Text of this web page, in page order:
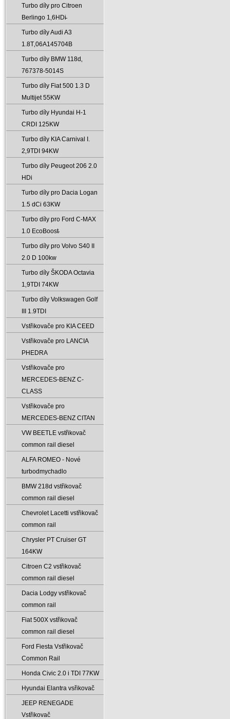
Turbo díly pro Citroen
Berlingo 1‚6HDi̵
Turbo díly Audi A3
1.8T‚06A145704B
Turbo díly BMW 118d‚
767378-5014S
Turbo díly Fiat 500 1.3 D
Multijet 55KW
Turbo díly Hyundai H-1
CRDI 125KW
Turbo díly KIA Carnival I.
2‚9TDI 94KW
Turbo díly Peugeot 206 2.0
HDi
Turbo díly pro Dacia Logan
1.5 dCi 63KW
Turbo díly pro Ford C-MAX
1.0 EcoBoost̵
Turbo díly pro Volvo S40 II
2.0 D 100kw
Turbo díly ŠKODA Octavia
1‚9TDI 74KW
Turbo díly Volkswagen Golf
III 1.9TDI
Vstřikovače pro KIA CEED
Vstřikovače pro LANCIA
PHEDRA
Vstřikovače pro
MERCEDES-BENZ C-
CLASS
Vstřikovače pro
MERCEDES-BENZ CITAN
VW BEETLE vstřikovač
common rail diesel
ALFA ROMEO - Nové
turbodmychadlo
BMW 218d vstřikovač
common rail diesel
Chevrolet Lacetti vstřikovač
common rail
Chrysler PT Cruiser GT
164KW
Citroen C2 vstřikovač
common rail diesel
Dacia Lodgy vstřikovač
common rail
Fiat 500X vstřikovač
common rail diesel
Ford Fiesta Vstřikovač
Common Rail
Honda Civic 2.0 i TDI 77KW
Hyundai Elantra vsřikovač
JEEP RENEGADE
Vstřikovač